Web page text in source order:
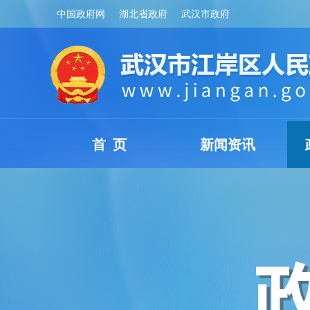
中国政府网 湖北省政府 武汉市政府
首 页 新闻资讯